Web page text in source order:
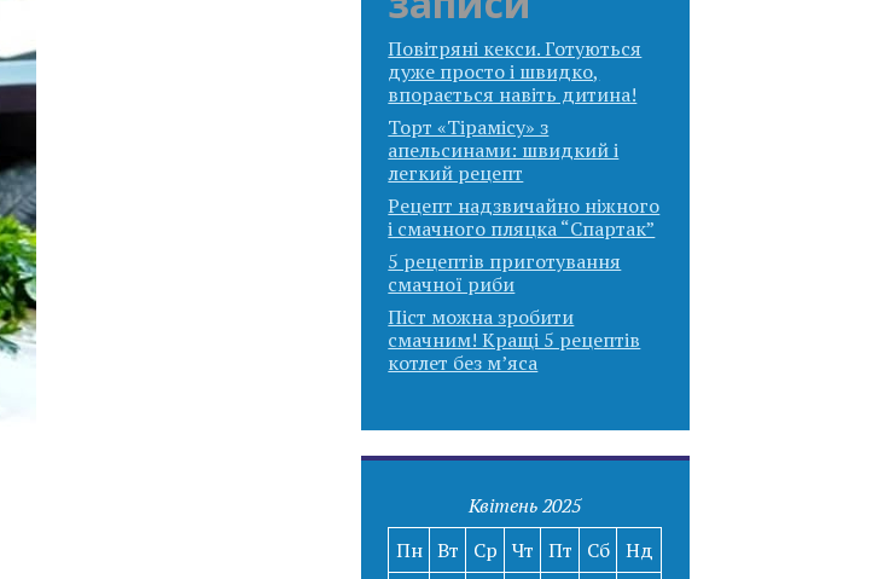
Повітряні кекси. Готуються
дуже просто і швидко,
впорається навіть дитина!
Торт «Тірамісу» з
апельсинами: швидкий і
легкий рецепт
Рецепт надзвичайно ніжного
і смачного пляцка “Спартак”
5 рецептів приготування
смачної риби
Піст можна зробити
смачним! Кращі 5 рецептів
котлет без м’яса
Квітень 2025
Пн Вт Ср Чт Пт Сб Нд